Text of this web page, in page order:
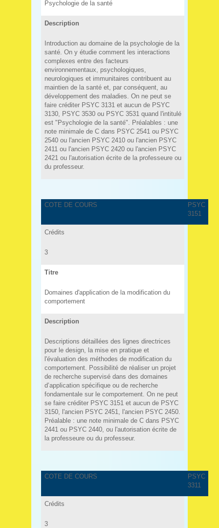
Psychologie de la santé
Description
Introduction au domaine de la psychologie de la
santé. On y étudie comment les interactions
complexes entre des facteurs
environnementaux, psychologiques,
neurologiques et immunitaires contribuent au
maintien de la santé et, par conséquent, au
développement des maladies. On ne peut se
faire créditer PSYC 3131 et aucun de PSYC
3130, PSYC 3530 ou PSYC 3531 quand l'intitulé
est "Psychologie de la santé". Préalables : une
note minimale de C dans PSYC 2541 ou PSYC
2540 ou l'ancien PSYC 2410 ou l'ancien PSYC
2411 ou l'ancien PSYC 2420 ou l'ancien PSYC
2421 ou l'autorisation écrite de la professeure ou
du professeur.
COTE DE COURS
PSYC
3151
Crédits
3
Titre
Domaines d'application de la modification du
comportement
Description
Descriptions détaillées des lignes directrices
pour le design, la mise en pratique et
l'évaluation des méthodes de modification du
comportement. Possibilité de réaliser un projet
de recherche supervisé dans des domaines
d’application spécifique ou de recherche
fondamentale sur le comportement. On ne peut
se faire créditer PSYC 3151 et aucun de PSYC
3150, l'ancien PSYC 2451, l'ancien PSYC 2450.
Préalable : une note minimale de C dans PSYC
2441 ou PSYC 2440, ou l'autorisation écrite de
la professeure ou du professeur.
COTE DE COURS
PSYC
3311
Crédits
3